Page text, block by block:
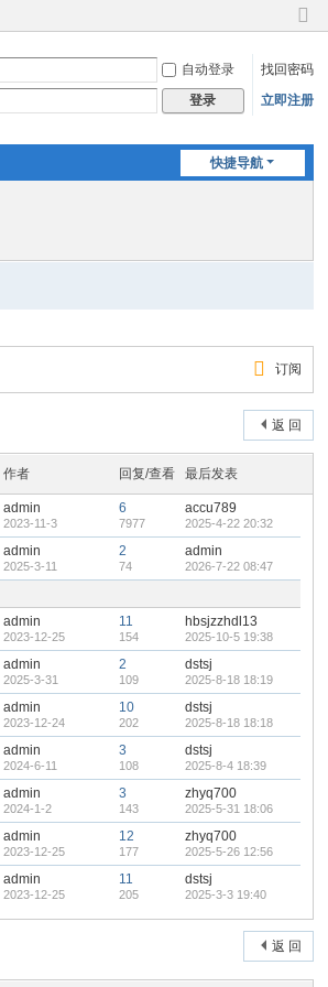
切
到
窄
自动登录
找回密码
登录 立即注册
快捷导航
订阅
返 回
作者 回复/查看 最后发表
admin
2023-11-3
6
7977
accu789
2025-4-22 20:32
admin
2025-3-11
2
74
admin
2026-7-22 08:47
admin
2023-12-25
11
154
hbsjzzhdl13
2025-10-5 19:38
admin
2025-3-31
2
109
dstsj
2025-8-18 18:19
admin
2023-12-24
10
202
dstsj
2025-8-18 18:18
admin
2024-6-11
3
108
dstsj
2025-8-4 18:39
admin
2024-1-2
3
143
zhyq700
2025-5-31 18:06
admin
2023-12-25
12
177
zhyq700
2025-5-26 12:56
admin
2023-12-25
11
205
dstsj
2025-3-3 19:40
返 回